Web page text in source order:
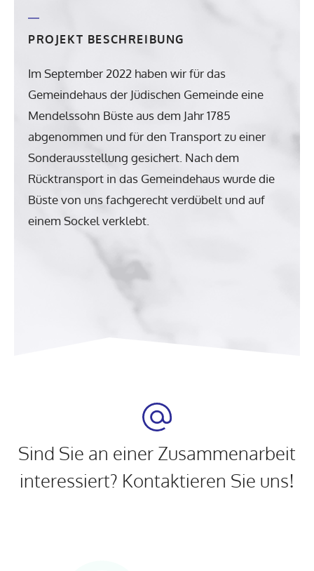
PROJEKT BESCHREIBUNG
Im September 2022 haben wir für das
Gemeindehaus der Jüdischen Gemeinde eine
Mendelssohn Büste aus dem Jahr 1785
abgenommen und für den Transport zu einer
Sonderausstellung gesichert. Nach dem
Rücktransport in das Gemeindehaus wurde die
Büste von uns fachgerecht verdübelt und auf
einem Sockel verklebt.
Sind Sie an einer Zusammenarbeit
interessiert? Kontaktieren Sie uns!